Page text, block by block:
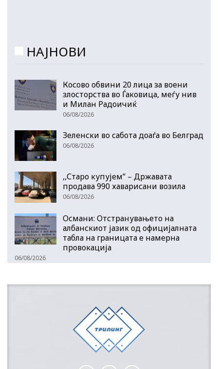
НАЈНОВИ
Косово обвини 20 лица за воени
злосторства во Ѓаковица, меѓу нив
и Милан Радоичиќ
06/08/2026
Зеленски во сабота доаѓа во Белград
06/08/2026
,,Старо купујем” – Државата
продава 990 хаварисани возила
06/08/2026
Османи: Отстранувањето на
албанскиот јазик од официјалната
табла на границата е намерна
провокација
06/08/2026